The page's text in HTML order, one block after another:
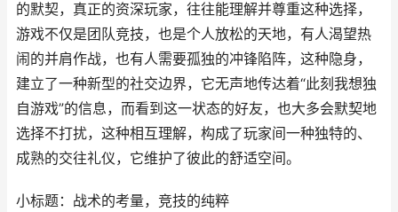
的默契，真正的资深玩家，往往能理解并尊重这种选择，
游戏不仅是团队竞技，也是个人放松的天地，有人渴望热
闹的并肩作战，也有人需要孤独的冲锋陷阵，这种隐身，
建立了一种新型的社交边界，它无声地传达着“此刻我想独
自游戏”的信息，而看到这一状态的好友，也大多会默契地
选择不打扰，这种相互理解，构成了玩家间一种独特的、
成熟的交往礼仪，它维护了彼此的舒适空间。
小标题：战术的考量，竞技的纯粹